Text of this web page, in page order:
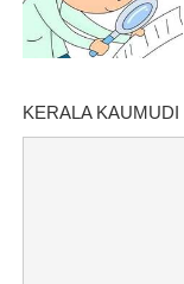
KERALA KAUMUDI